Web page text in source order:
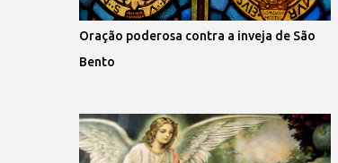
Oração poderosa contra a inveja de São
Bento